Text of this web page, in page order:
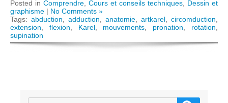
Posted in Comprendre, Cours et conseils techniques, Dessin et
graphisme | No Comments »
Tags: abduction, adduction, anatomie, artkarel, circomduction,
extension, flexion, Karel, mouvements, pronation, rotation,
supination